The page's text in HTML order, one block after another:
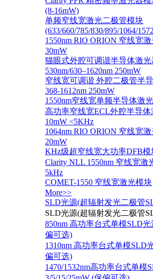
(8-16mW)
单频窄线宽激光二极管模块
(633/660/785/830/895/1064/
1550nm RIO ORION 窄线宽
30mW
猫眼式外腔可调谐半导体激光
530nm/630–1620nm 250mW
窄线宽可调谐 外腔二极管半
368-1612nm 250mW
1550nm窄线宽单频半导体激
高功率窄线宽ECL外腔半导体
10mW <5KHz
1064nm RIO ORION 窄线宽
20mW
KHz级超窄线宽大功率DFB模
Clarity NLL 1550nm 窄线宽激
5kHz
COMET-1550 窄线宽激光模块
More>>
SLD光源(超辐射发光二极管
SLD光源(超辐射发光二极管
850nm 高功率台式单模SLD光
偏可选)
1310nm 高功率台式单模SLD
偏可选)
1470/1532nm高功率台式单模